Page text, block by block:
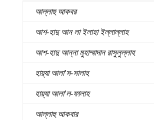
আল্লাহু আকবর
আশ-হাদু আন লা ইলাহা ইল্লাল্লাহ
আশ-হাদু আন্না মুহাম্মাদান রাসুলুল্লাহ
হায়্যা আলা'স-সালাহ
হায়্যা আলা'ল-ফালাহ
আল্লাহু আকবার